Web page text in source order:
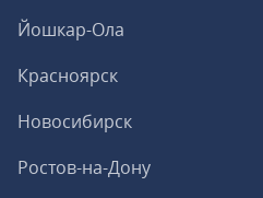
Йошкар-Ола
Красноярск
Новосибирск
Ростов-на-Дону